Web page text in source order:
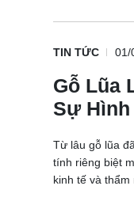
TIN TỨC 01/
Gỗ Lũa
Sự Hình
Từ lâu gỗ lũa
tính riêng biệt
kinh tế và thẩm